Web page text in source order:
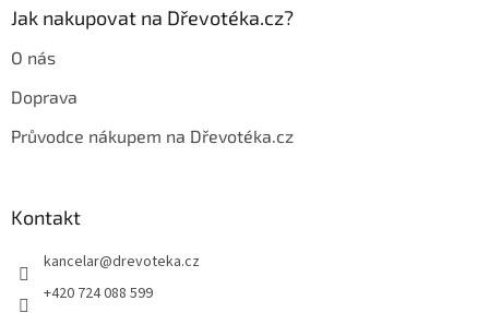
Jak nakupovat na Dřevotéka.cz?
O nás
Doprava
Průvodce nákupem na Dřevotéka.cz
Kontakt
kancelar@drevoteka.cz
+420 724 088 599